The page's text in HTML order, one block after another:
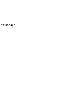
รของคุณ